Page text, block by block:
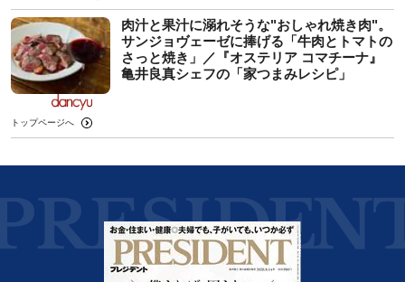
肉汁と果汁に溺れそうな"おしゃれ焼き肉"。
サンジョヴェーゼに捧げる「牛肉とトマトの
さっと焼き」／『オステリア コマチーナ』
亀井良真シェフの「家つまみレシピ」
トップページへ